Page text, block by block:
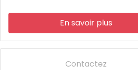
En savoir plus
Contactez